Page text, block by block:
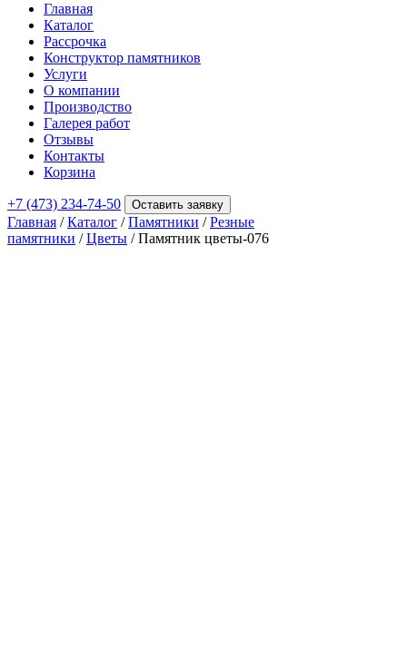
Главная
Каталог
Рассрочка
Конструктор памятников
Услуги
О компании
Производство
Галерея работ
Отзывы
Контакты
Корзина
+7 (473) 234-74-50 Оставить заявку
Главная /Каталог /Памятники /Резные
памятники /Цветы / Памятник цветы-076